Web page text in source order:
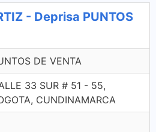
- Deprisa PUNTOS
DE VENTA
33 SUR # 51 - 55,
CUNDINAMARCA